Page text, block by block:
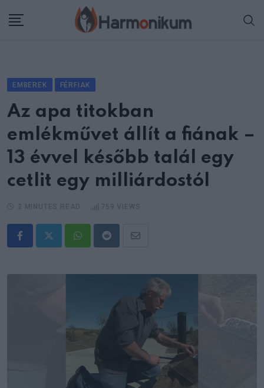
EMBEREK FÉRFIAK
Az apa titokban
emlékművet állít a fiának –
13 évvel később talál egy
cetlit egy milliárdostól
WhatsappRedditShare
Email